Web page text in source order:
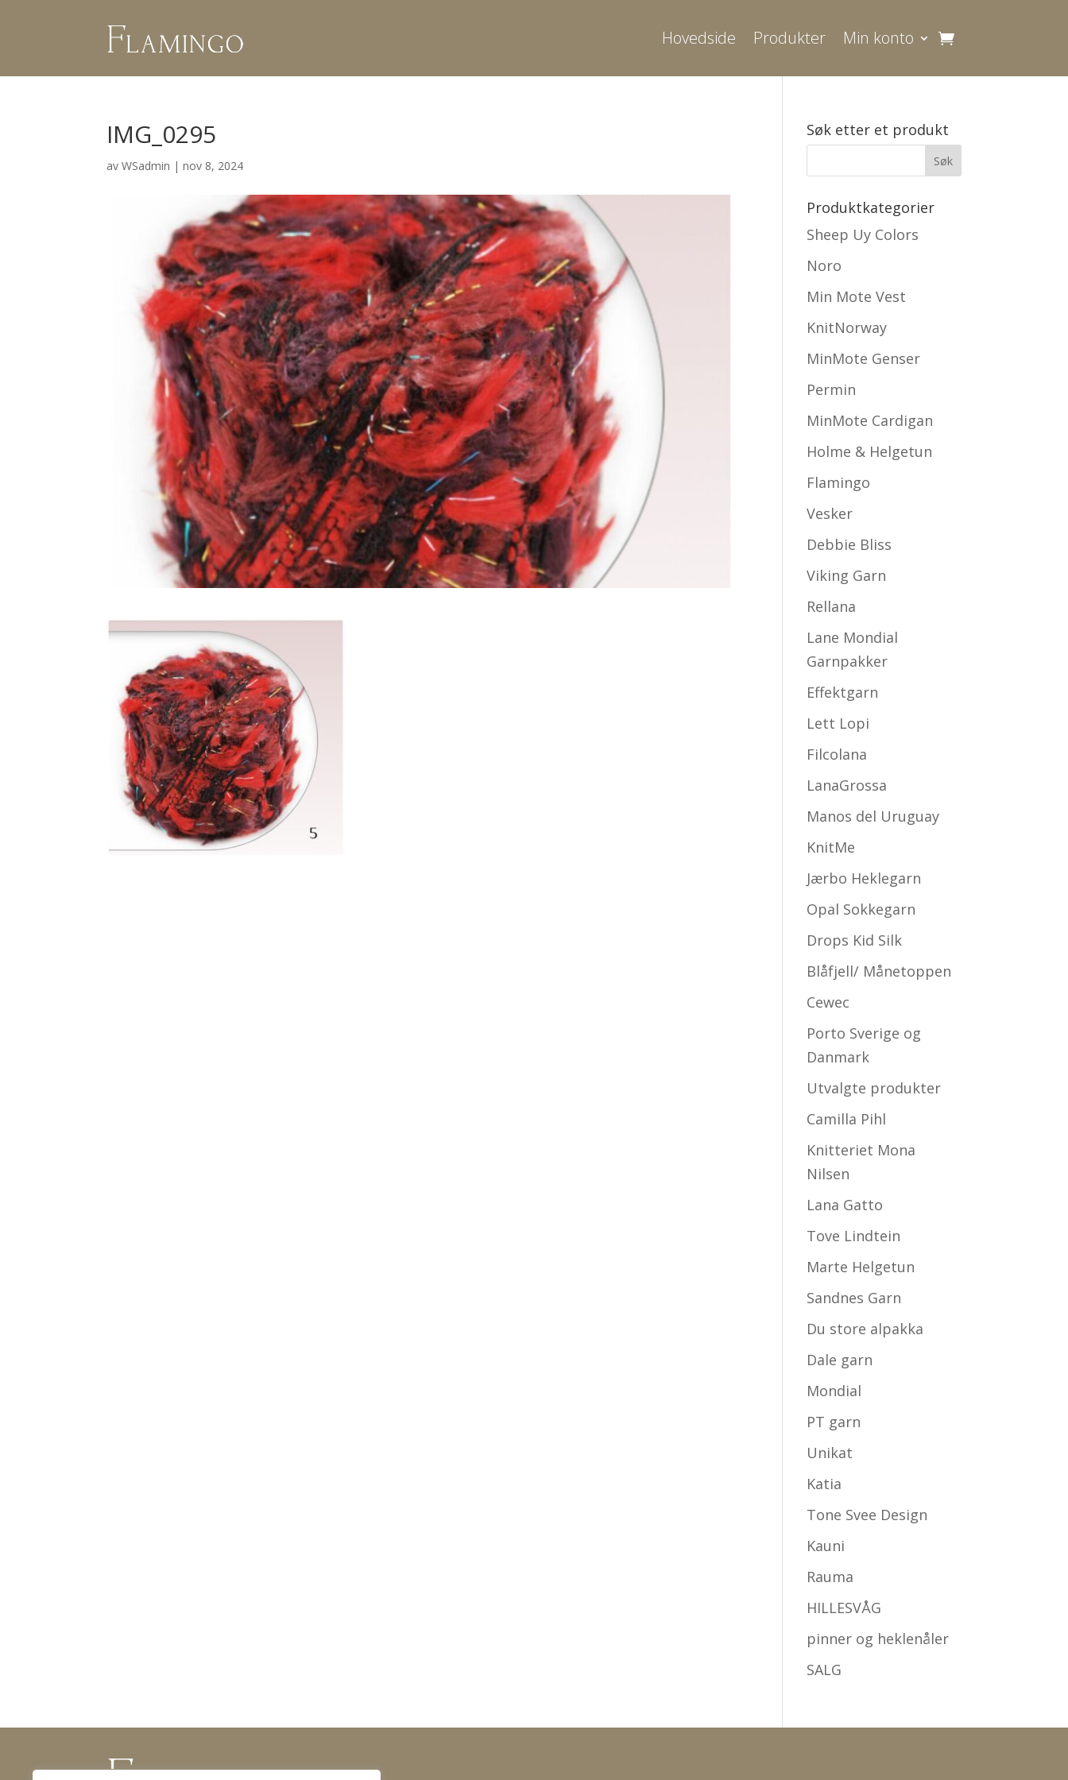
Hovedside Produkter Min konto
IMG_0295
avWSadmin |nov 8, 2024
Søk etter et produkt
Produktkategorier
Sheep Uy Colors
Noro
Min Mote Vest
KnitNorway
MinMote Genser
Permin
MinMote Cardigan
Holme & Helgetun
Flamingo
Vesker
Debbie Bliss
Viking Garn
Rellana
Lane Mondial
Garnpakker
Effektgarn
Lett Lopi
Filcolana
LanaGrossa
Manos del Uruguay
KnitMe
Jærbo Heklegarn
Opal Sokkegarn
Drops Kid Silk
Blåfjell/ Månetoppen
Cewec
Porto Sverige og
Danmark
Utvalgte produkter
Camilla Pihl
Knitteriet Mona
Nilsen
Lana Gatto
Tove Lindtein
Marte Helgetun
Sandnes Garn
Du store alpakka
Dale garn
Mondial
PT garn
Unikat
Katia
Tone Svee Design
Kauni
Rauma
HILLESVÅG
pinner og heklenåler
SALG